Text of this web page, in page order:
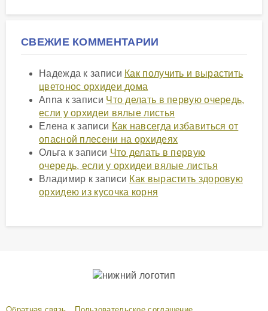
СВЕЖИЕ КОММЕНТАРИИ
Надежда к записи Как получить и вырастить
цветонос орхидеи дома
Anna к записи Что делать в первую очередь,
если у орхидеи вялые листья
Елена к записи Как навсегда избавиться от
опасной плесени на орхидеях
Ольга к записи Что делать в первую
очередь, если у орхидеи вялые листья
Владимир к записи Как вырастить здоровую
орхидею из кусочка корня